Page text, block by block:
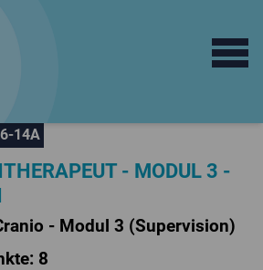
Open
14A
- MODUL 3 -
- Modul 3 (Supervision)
8